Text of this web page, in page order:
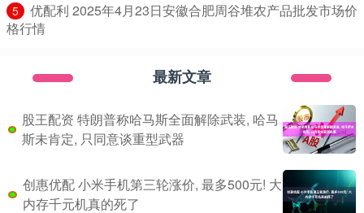
5
​优配利 2025年4月23日安徽合肥周谷堆农产品批发市场价
格行情
最新文章
股王配资 特朗普称哈马斯全面解除武装, 哈马
斯未肯定, 只同意谈重型武器
创惠优配 小米手机第三轮涨价, 最多500元! 大
内存千元机真的死了